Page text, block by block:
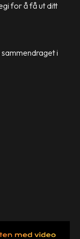
for å få ut ditt
i